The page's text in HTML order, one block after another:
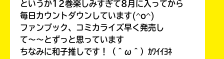
というか12巻楽しみすぎて8月に入ってから
毎日カウントダウンしています(^o^)
ファンブック、コミカライズ早く発売し
て〜〜とずっと思っています
ちなみに和子推しです！（＾ω＾）ｶﾜｲｲﾖﾈ